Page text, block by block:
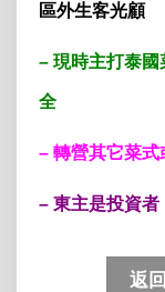
區外生客光顧
– 現時主打泰
全
– 轉營其它菜式
– 東主是投資
返